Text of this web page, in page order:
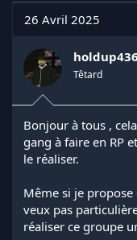
t
a
t
e
u
d
e
l
i
s
c
e
t
26 Avril 2025
Têtard
Bonjour à tous ,
gang à faire en RP
le réaliser.
Même si je
veux pas
réaliser ce groupe